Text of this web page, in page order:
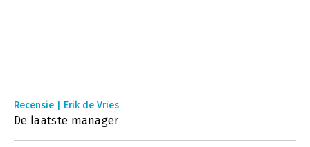
Recensie | Erik de Vries
De laatste manager